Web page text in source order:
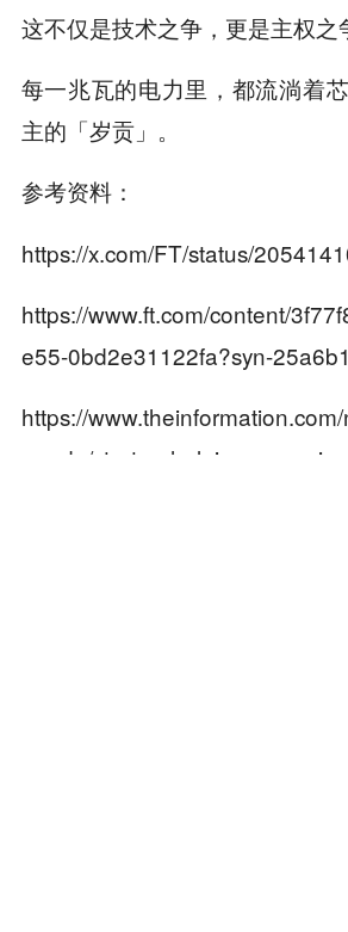
这不仅是技术之争，更是主权之
每一兆瓦的电力里，都流淌着
主的「岁贡」。
参考资料：
https://x.com/FT/status/
https://www.ft.com/content/
e55-0bd2e31122fa?syn-
https://
genda/startup-helping-openai-